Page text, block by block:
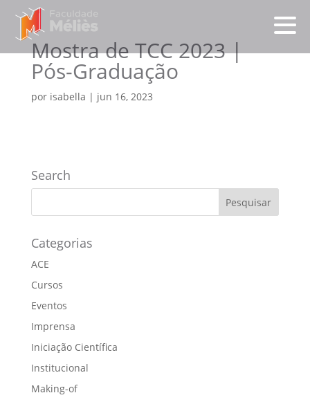
Mostra de TCC 2023 |
Pós-Graduação
por isabella | jun 16, 2023
Search
Categorias
ACE
Cursos
Eventos
Imprensa
Iniciação Científica
Institucional
Making-of